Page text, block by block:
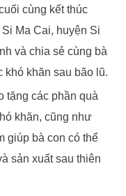
cùng kết thúc
Ma Cai, huyện Si
và chia sẻ cùng bà
khăn sau bão lũ.
tặng các phần quà
khăn, cũng như
giúp bà con có thể
sản xuất sau thiên